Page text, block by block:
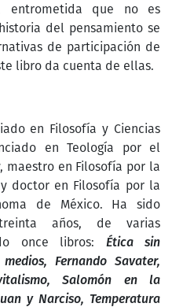
entrometida que no es
del pensamiento se
de participación de
libro da cuenta de ellas.
en Filosofía y Ciencias
en Teología por el
maestro en Filosofía por la
doctor en Filosofía por la
de México. Ha sido
años, de varias
once libros: Ética sin
Fernando Savater,
Salomón en la
y Narciso, Temperatura